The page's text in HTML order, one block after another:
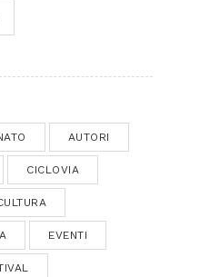
AUTORI
CICLOVIA
EVENTI